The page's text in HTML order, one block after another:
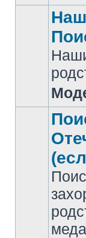
сообщений